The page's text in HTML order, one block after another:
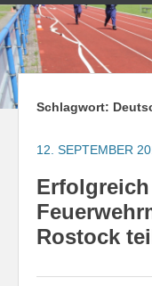
Zum
Inhalt
springen
Schlagwort:
12. SEPTEMBER
Rostock